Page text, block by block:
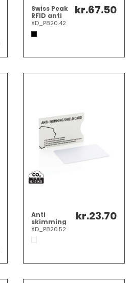
Swiss Peak
RFID anti
skimming
kortholder
XD_P820.42
kr.67.50
Anti
skimming
RFID kort
med aktiv
chip
XD_P820.52
kr.23.70